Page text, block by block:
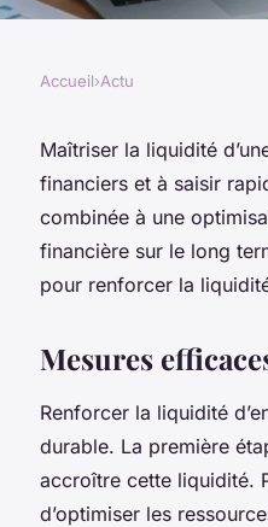
Accueil›Actu
Maîtriser la liquidité
financiers et à saisir
combinée à une
financière sur le long
pour renforcer la
Mesures
Renforcer la liquidité
durable. La première
accroître cette liquidité.
d’optimiser les